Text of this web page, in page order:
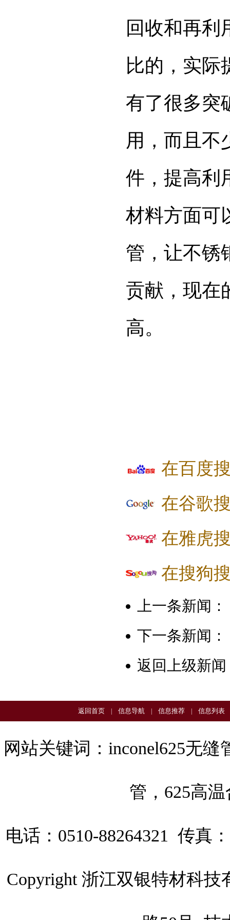
回收和再利
比的，实际
有了很多突
用，而且不
件，提高利
材料方面可
管，让不锈
贡献，现在
高。
在百度
在谷歌
在雅虎
在搜狗
上一条新闻：
下一条新闻：
返回上级新闻
返回首页 信息导航 信息推荐 信息列表
网站关键词： inconel625无缝
管 ， 625高
电话：0510-88264321 传真
Copyright 浙江双银特材科